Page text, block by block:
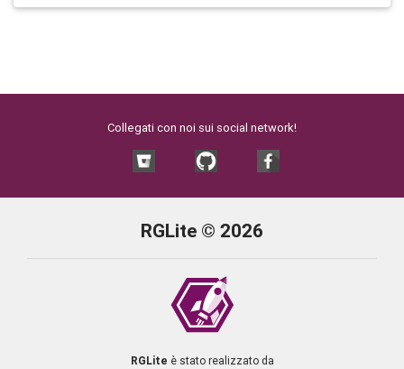
Collegati con noi sui social network!
RGLite © 2026
RGLite è stato realizzato da